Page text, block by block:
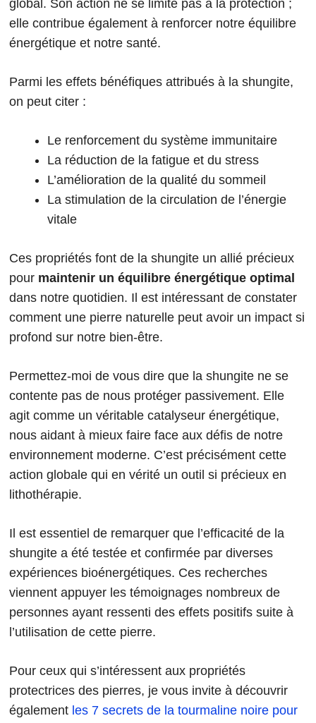
global. Son action ne se limite pas à la protection ;
elle contribue également à renforcer notre équilibre
énergétique et notre santé.
Parmi les effets bénéfiques attribués à la shungite,
on peut citer :
Le renforcement du système immunitaire
La réduction de la fatigue et du stress
L’amélioration de la qualité du sommeil
La stimulation de la circulation de l’énergie
vitale
Ces propriétés font de la shungite un allié précieux
pour maintenir un équilibre énergétique optimal
dans notre quotidien. Il est intéressant de constater
comment une pierre naturelle peut avoir un impact si
profond sur notre bien-être.
Permettez-moi de vous dire que la shungite ne se
contente pas de nous protéger passivement. Elle
agit comme un véritable catalyseur énergétique,
nous aidant à mieux faire face aux défis de notre
environnement moderne. C’est précisément cette
action globale qui en vérité un outil si précieux en
lithothérapie.
Il est essentiel de remarquer que l’efficacité de la
shungite a été testée et confirmée par diverses
expériences bioénergétiques. Ces recherches
viennent appuyer les témoignages nombreux de
personnes ayant ressenti des effets positifs suite à
l’utilisation de cette pierre.
Pour ceux qui s’intéressent aux propriétés
protectrices des pierres, je vous invite à découvrir
également les 7 secrets de la tourmaline noire pour